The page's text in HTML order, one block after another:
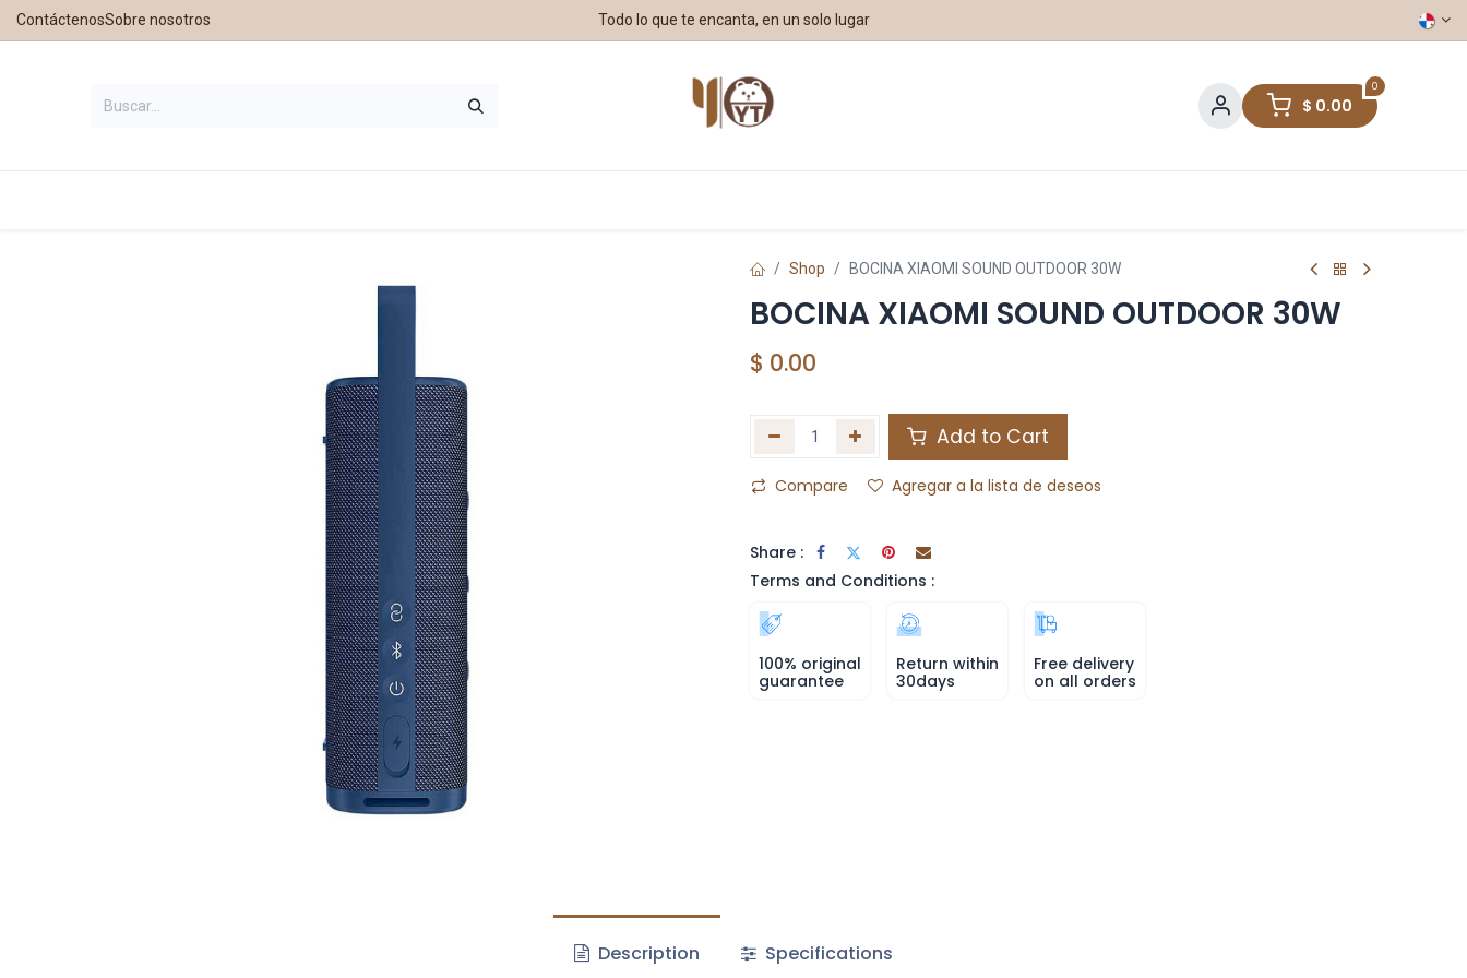
ContáctenosSobre nosotros Todo lo que te encanta, en un solo lugar
0
$ 0.00
Shop BOCINA XIAOMI SOUND OUTDOOR 30W
BOCINA XIAOMI SOUND OUTDOOR 30W
$ 0.00
Add to Cart
Compare Agregar a la lista de deseos
Share :
Terms and Conditions :
100% original
guarantee
Return within
30days
Free delivery
on all orders
Description Specifications